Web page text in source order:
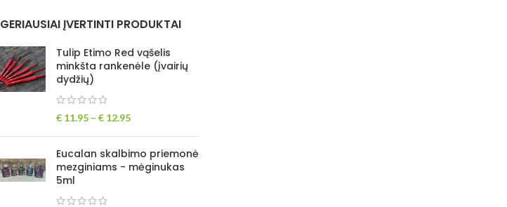
GERIAUSIAI ĮVERTINTI PRODUKTAI
Tulip Etimo Red vąšelis
minkšta rankenėle (įvairių
dydžių)
€ 11.95 – € 12.95
Eucalan skalbimo priemonė
mezginiams - mėginukas
5ml